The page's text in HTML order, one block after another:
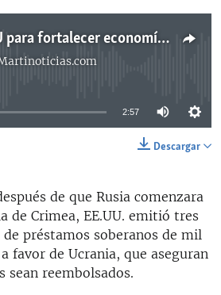
Acciones de EEUU para fortalecer economía de Ucrania
currently available
2:57
Descargar
de que Rusia comenzara
de Crimea, EE.UU. emitió tres
de préstamos soberanos de mil
favor de Ucrania, que aseguran
sean reembolsados.